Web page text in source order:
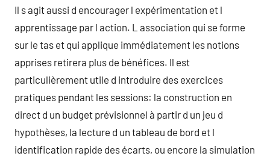
Il s agit aussi d encourager l expérimentation et l
apprentissage par l action. L association qui se forme
sur le tas et qui applique immédiatement les notions
apprises retirera plus de bénéfices. Il est
particulièrement utile d introduire des exercices
pratiques pendant les sessions: la construction en
direct d un budget prévisionnel à partir d un jeu d
hypothèses, la lecture d un tableau de bord et l
identification rapide des écarts, ou encore la simulation